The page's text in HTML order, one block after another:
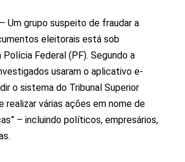
Um grupo suspeito de fraudar a
eleitorais está sob
Federal (PF). Segundo a
usaram o aplicativo e-
o sistema do Tribunal Superior
realizar várias ações em nome de
– incluindo políticos, empresários,